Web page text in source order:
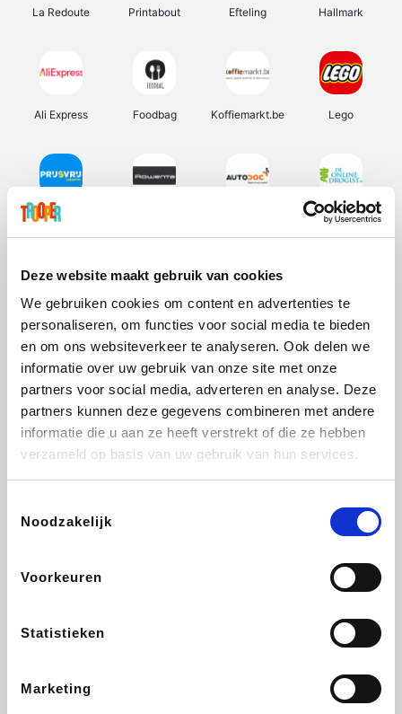
Deze website maakt gebruik van cookies
We gebruiken cookies om content en advertenties te
personaliseren, om functies voor social media te bieden
en om ons websiteverkeer te analyseren. Ook delen we
informatie over uw gebruik van onze site met onze
partners voor social media, adverteren en analyse. Deze
partners kunnen deze gegevens combineren met andere
informatie die u aan ze heeft verstrekt of die ze hebben
verzameld op basis van uw gebruik van hun services.
Noodzakelijk
Voorkeuren
Statistieken
Marketing
La Redoute Printabout Efteling Hallmark
Ali Express Foodbag Koffiemarkt.be Lego
Prijsvrij De Online Drogist
Vidaxl Lampenlicht.be Plopsa Adidas
All Accor
DectDirect
SupraBazar